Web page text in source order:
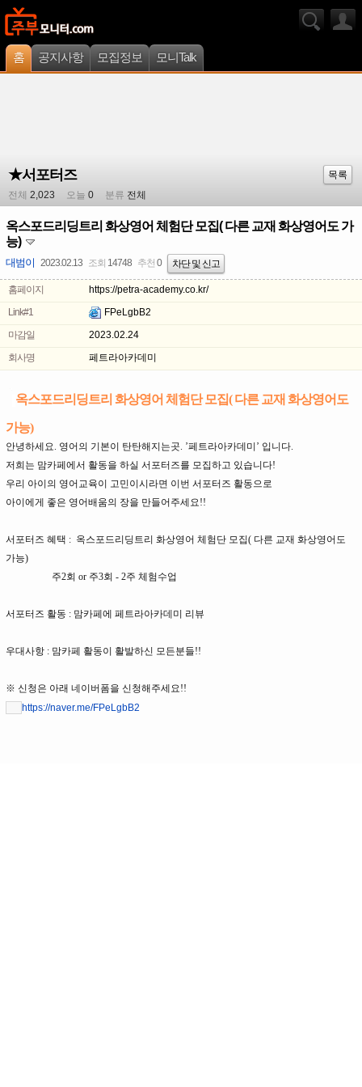
홈 공지사항 모집정보 모니Talk
★서포터즈
목록
전체 2,023 오늘 0 분류 전체
옥스포드리딩트리 화상영어 체험단 모집( 다른 교재 화상영어도 가
능)
대범이 2023.02.13 조회 14748 추천 0 차단 및 신고
홈페이지
https://petra-academy.co.kr/
Link#1
FPeLgbB2
마감일
2023.02.24
회사명
페트라아카데미
옥스포드리딩트리 화상영어 체험단 모집( 다른 교재 화상영어도
가능)
안녕하세요. 영어의 기본이 탄탄해지는곳. ’페트라아카데미’ 입니다.
저희는 맘카페에서 활동을 하실 서포터즈를 모집하고 있습니다!
우리 아이의 영어교육이 고민이시라면 이번 서포터즈 활동으로
아이에게 좋은 영어배움의 장을 만들어주세요!!
서포터즈 혜택 : 옥스포드리딩트리 화상영어 체험단 모집( 다른 교재 화상영어도
가능)
주2회 or 주3회 - 2주 체험수업
서포터즈 활동 : 맘카페에 페트라아카데미 리뷰
우대사항 : 맘카페 활동이 활발하신 모든분들!!
※ 신청은 아래 네이버폼을 신청해주세요!!
https://naver.me/FPeLgbB2